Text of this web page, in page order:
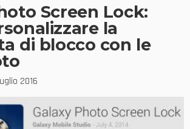
Screen Lock:
la
di blocco con le
2016